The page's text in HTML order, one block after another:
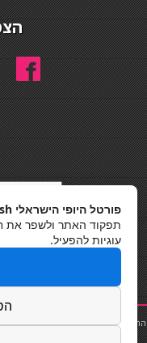
החלקות שיער|תאורה לבית|פאות
פורטל היופי הישראלי Barosh
תפקוד האתר ולשפר את
עוגיות להפעיל.